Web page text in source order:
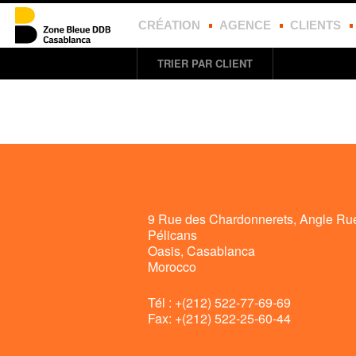
CRÉATION AGENCE CLIENTS
TRIER PAR CLIENT
9 Rue des Chardonnerets, Angle
Pélicans
Oasis, Casablanca
Morocco
Tél : +(212) 522-77-69-69
Fax: +(212) 522-25-60-44